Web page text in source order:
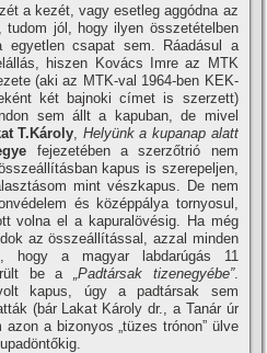
a kezét, vagy esetleg aggódna az
tudom jól, hogy ilyen összetételben
csapat sem. Ráadásul a
hiszen Kovács Imre az MTK
(aki az MTK-val 1964-ben KEK-
két bajnoki cí­met is szerzett)
sem állt a kapuban, de mivel
T.Károly Helyünk a kupanap alatt
fejezetében a szerzőtrió nem
kapus is szerepeljen,
mint vészkapus. De nem
és középpálya tornyosul,
volna el a kapuralövésig. Ha még
az összeállí­tással, azzal minden
hogy a magyar labdarúgás 11
be a
„Padtársak tizenegyébe”.
kapus, úgy a padtársak sem
(bár Lakat Károly dr., a Tanár úr
a bizonyos „tüzes trónon” ülve